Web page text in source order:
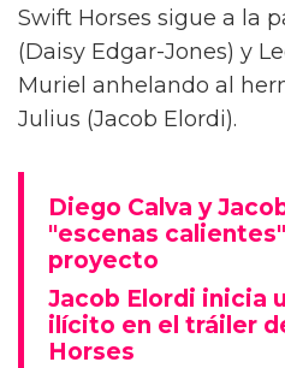
Swift Horses sigue a la
(Daisy Edgar-Jones) y
Muriel anhelando al
Julius (Jacob Elordi).
Diego Calva y
"escenas
proyecto
Jacob Elordi inicia
ilícito en el tráiler
Horses